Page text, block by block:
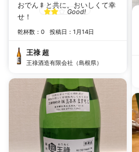
Good!
乾杯数：0 投稿日：6月24日
王祿 超
王祿酒造有限会社（島根県）
おでん🍢と共に。おいしくて幸
せ！
乾杯数：0 投稿日：1月14日
王祿 超
王祿酒造有限会社（島根県）